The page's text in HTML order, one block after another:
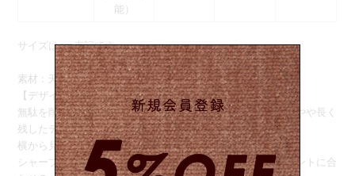
能）
サイズはcm表記です
素材 : 天然草木（ケンマ草）ナイロン
【デザイン 】
無駄を削ぎ落としたクリーンなバケット型は後ろのブリムがやや長く
残したデザインに。
横から見た時のシルエットが特徴的。
シャープなシルエットはベーシックで年齢性別問わずエレガントに合